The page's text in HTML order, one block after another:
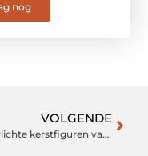
nog
VOLGENDE
Dé verlichte kerstfiguren van Kerstverlichting.nl